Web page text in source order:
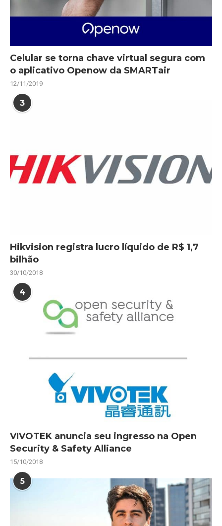
Celular se torna chave virtual segura com
o aplicativo Openow da SMARTair
12/11/2019
3
Hikvision registra lucro líquido de R$ 1,7
bilhão
30/10/2018
4
VIVOTEK anuncia seu ingresso na Open
Security & Safety Alliance
15/10/2018
5